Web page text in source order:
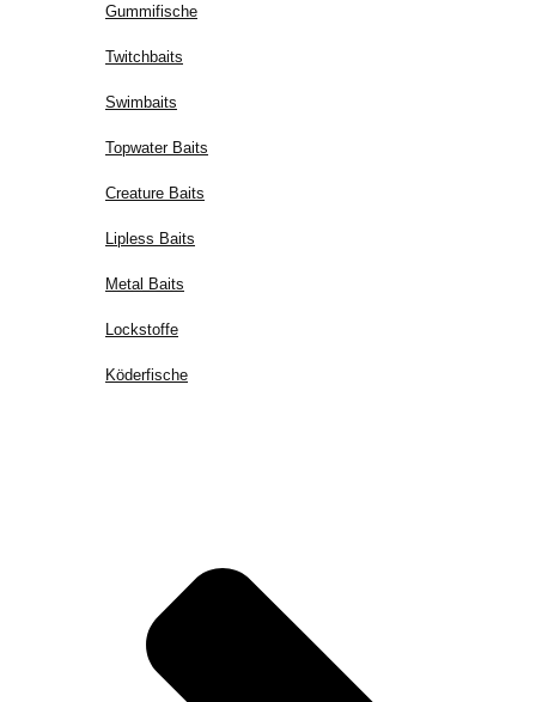
Gummifische
Twitchbaits
Swimbaits
Topwater Baits
Creature Baits
Lipless Baits
Metal Baits
Lockstoffe
Köderfische